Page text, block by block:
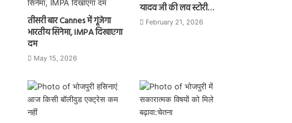
तीसरी बार Cannes में गूंजेगा
भारतीय सिनेमा, IMPA दिखाएगा
दम
May 15, 2026
यादव जी की लव स्टोरी…
February 21, 2026